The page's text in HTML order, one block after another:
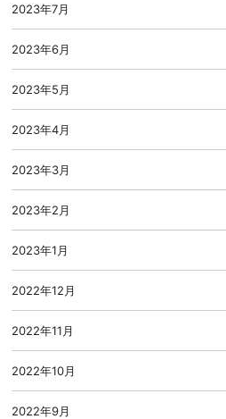
2023年7月
2023年6月
2023年5月
2023年4月
2023年3月
2023年2月
2023年1月
2022年12月
2022年11月
2022年10月
2022年9月